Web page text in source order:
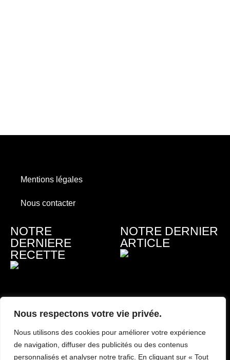
Nous respectons votre vie privée.
Nous utilisons des cookies pour améliorer votre expérience
de navigation, diffuser des publicités ou des contenus
personnalisés et analyser notre trafic. En cliquant sur « Tout
Mentions légales
Nous contacter
NOTRE
DERNIERE
RECETTE
Topping welsh, à la
bière brune
Lire la suite »
NOTRE DERNIER
ARTICLE
Combien coûte une
animation culinaire ?
Lire la suite »